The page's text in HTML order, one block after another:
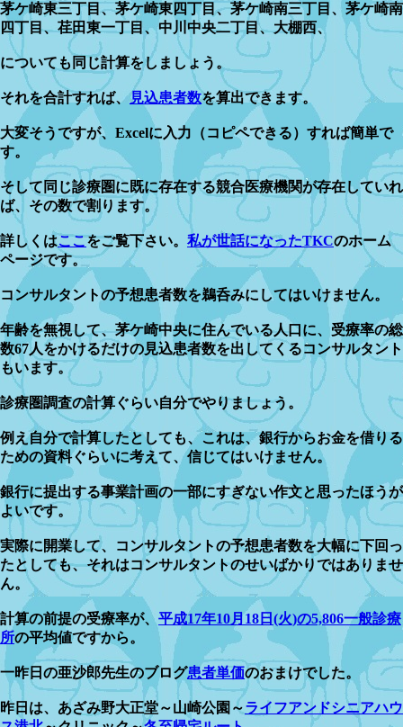
茅ケ崎東三丁目、茅ケ崎東四丁目、茅ケ崎南三丁目、茅ケ崎南
四丁目、荏田東一丁目、中川中央二丁目、大棚西、
についても同じ計算をしましょう。
それを合計すれば、見込患者数を算出できます。
大変そうですが、Excelに入力（コピペできる）すれば簡単で
す。
そして同じ診療圏に既に存在する競合医療機関が存在していれ
ば、その数で割ります。
詳しくはここをご覧下さい。 私が世話になったTKCのホーム
ページです。
コンサルタントの予想患者数を鵜呑みにしてはいけません。
年齢を無視して、茅ケ崎中央に住んでいる人口に、受療率の総
数67人をかけるだけの見込患者数を出してくるコンサルタント
もいます。
診療圏調査の計算ぐらい自分でやりましょう。
例え自分で計算したとしても、これは、銀行からお金を借りる
ための資料ぐらいに考えて、信じてはいけません。
銀行に提出する事業計画の一部にすぎない作文と思ったほうが
よいです。
実際に開業して、コンサルタントの予想患者数を大幅に下回っ
たとしても、それはコンサルタントのせいばかりではありませ
ん。
計算の前提の受療率が、平成17年10月18日(火)の5,806一般診療
所の平均値ですから。
一昨日の亜沙郎先生のブログ患者単価のおまけでした。
昨日は、あざみ野大正堂～山崎公園～ライフアンドシニアハウ